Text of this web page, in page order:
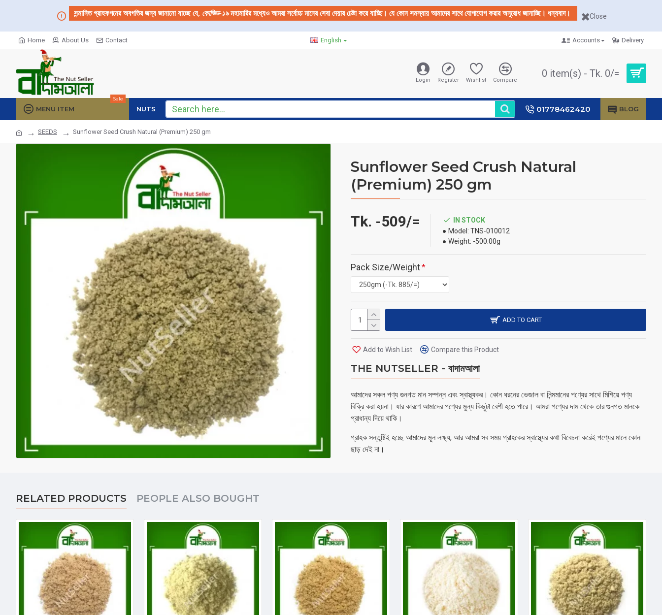
সন্মানিত গ্রাহকগনের অবগতির জন্য জানানো যাচ্ছে যে, কোভিড-১৯মহামারির মধ্যেও আমরা সর্বোচ্চ মানের সেবা দেয়ার চেষ্টা করে যাচ্ছি। যে কোন সমস্যায় আমাদের সাথে যোগাযোগ করার অনুরোধ জানাচ্ছি। ধন্যবাদ। Close
Home About Us Contact English Accounts Delivery
Login Register Wishlist Compare
0 item(s) - Tk. 0/=
MENU ITEM
Sale
NUTS 01778462420 BLOG
SEEDS Sunflower Seed Crush Natural (Premium) 250 gm
Sunflower Seed Crush Natural
(Premium) 250 gm
Tk. -509/=
IN STOCK
Model: TNS-010012
Weight: -500.00g
Pack Size/Weight
ADD TO CART
Add to Wish List Compare this Product
THE NUTSELLER - বাদামআলা
আমাদের সকল পণ্য গুনগত মান সম্পন্ন এবং স্বাস্থ্যকর। কোন ধরনের ভেজাল বা নিন্মমানের পণ্যের সাথে মিশিয়ে পণ্য
বিক্রি করা হয়না। যার কারণে আমাদের পণ্যের মুল্য কিছুটা বেশী হতে পারে। আমরা পণ্যের দাম থেকে তার গুনগত মানকে
প্রাধান্য দিয়ে থাকি।
গ্রাহক সন্তুষ্টিই হচ্ছে আমাদের মূল লক্ষ্য, আর আমরা সব সময় গ্রাহকের স্বাস্থ্যের কথা বিবেচনা করেই পণ্যের মানে কোন
ছাড় দেই না।
RELATED PRODUCTS PEOPLE ALSO BOUGHT